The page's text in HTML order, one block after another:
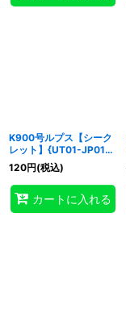
K900号ルプス【シーク
レット】{UT01-JP012}
《モンスター》
120円(税込)
カートに入れる